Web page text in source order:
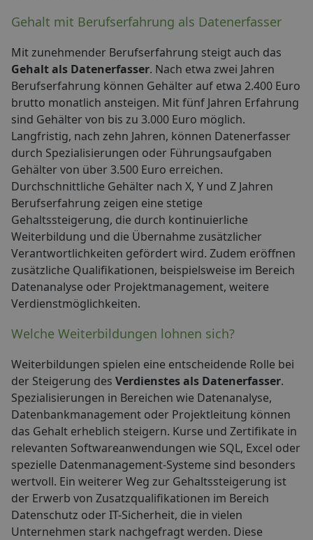
Gehalt mit Berufserfahrung als Datenerfasser
Mit zunehmender Berufserfahrung steigt auch das
Gehalt als Datenerfasser. Nach etwa zwei Jahren
Berufserfahrung können Gehälter auf etwa 2.400 Euro
brutto monatlich ansteigen. Mit fünf Jahren Erfahrung
sind Gehälter von bis zu 3.000 Euro möglich.
Langfristig, nach zehn Jahren, können Datenerfasser
durch Spezialisierungen oder Führungsaufgaben
Gehälter von über 3.500 Euro erreichen.
Durchschnittliche Gehälter nach X, Y und Z Jahren
Berufserfahrung zeigen eine stetige
Gehaltssteigerung, die durch kontinuierliche
Weiterbildung und die Übernahme zusätzlicher
Verantwortlichkeiten gefördert wird. Zudem eröffnen
zusätzliche Qualifikationen, beispielsweise im Bereich
Datenanalyse oder Projektmanagement, weitere
Verdienstmöglichkeiten.
Welche Weiterbildungen lohnen sich?
Weiterbildungen spielen eine entscheidende Rolle bei
der Steigerung des Verdienstes als Datenerfasser.
Spezialisierungen in Bereichen wie Datenanalyse,
Datenbankmanagement oder Projektleitung können
das Gehalt erheblich steigern. Kurse und Zertifikate in
relevanten Softwareanwendungen wie SQL, Excel oder
spezielle Datenmanagement-Systeme sind besonders
wertvoll. Ein weiterer Weg zur Gehaltssteigerung ist
der Erwerb von Zusatzqualifikationen im Bereich
Datenschutz oder IT-Sicherheit, die in vielen
Unternehmen stark nachgefragt werden. Diese